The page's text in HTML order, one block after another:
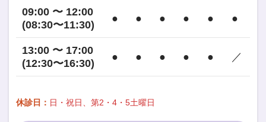
09:00 〜 12:00
(08:30〜11:30)
● ● ● ● ● ●
13:00 〜 17:00
(12:30〜16:30)
● ● ● ● ● ／
休診日： 日・祝日、第2・4・5土曜日